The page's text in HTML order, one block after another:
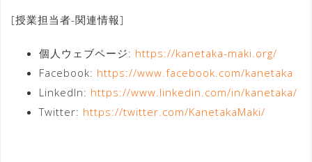
[授業担当者-関連情報]
個人ウェブページ: https://kanetaka-maki.org/
Facebook: https://www.facebook.com/kanetaka
LinkedIn: https://www.linkedin.com/in/kanetaka/
Twitter: https://twitter.com/KanetakaMaki/